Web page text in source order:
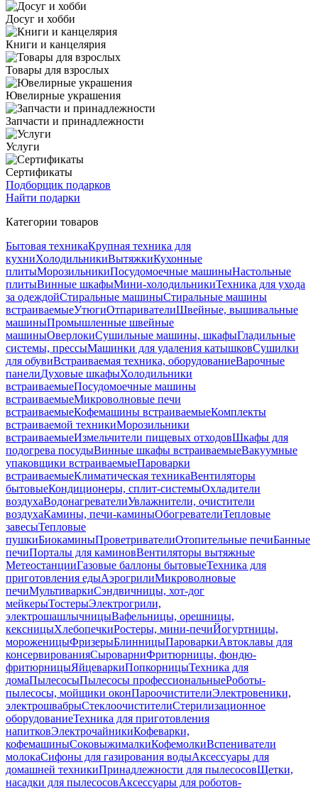
Досуг и хобби
Книги и канцелярия
Товары для взрослых
Ювелирные украшения
Запчасти и принадлежности
Услуги
Сертификаты
Подборщик подарков
Найти подарки
Категории товаров
Бытовая техникаКрупная техника для
кухниХолодильникиВытяжкиКухонные
плитыМорозильникиПосудомоечные машиныНастольные
плитыВинные шкафыМини-холодильникиТехника для ухода
за одеждойСтиральные машиныСтиральные машины
встраиваемыеУтюгиОтпаривателиШвейные, вышивальные
машиныПромышленные швейные
машиныОверлокиСушильные машины, шкафыГладильные
системы, прессыМашинки для удаления катышковСушилки
для обувиВстраиваемая техника, оборудованиеВарочные
панелиДуховые шкафыХолодильники
встраиваемыеПосудомоечные машины
встраиваемыеМикроволновые печи
встраиваемыеКофемашины встраиваемыеКомплекты
встраиваемой техникиМорозильники
встраиваемыеИзмельчители пищевых отходовШкафы для
подогрева посудыВинные шкафы встраиваемыеВакуумные
упаковщики встраиваемыеПароварки
встраиваемыеКлиматическая техникаВентиляторы
бытовыеКондиционеры, сплит-системыОхладители
воздухаВодонагревателиУвлажнители, очистители
воздухаКамины, печи-каминыОбогревателиТепловые
завесыТепловые
пушкиБиокаминыПроветривателиОтопительные печиБанные
печиПорталы для каминовВентиляторы вытяжные
МетеостанцииГазовые баллоны бытовыеТехника для
приготовления едыАэрогрилиМикроволновые
печиМультиваркиСэндвичницы, хот-дог
мейкерыТостерыЭлектрогрили,
электрошашлычницыВафельницы, орешницы,
кексницыХлебопечкиРостеры, мини-печиЙогуртницы,
мороженицыФризерыБлинницыПароваркиАвтоклавы для
консервированияСыроварниФритюрницы, фондю-
фритюрницыЯйцеваркиПопкорницыТехника для
домаПылесосыПылесосы профессиональныеРоботы-
пылесосы, мойщики оконПароочистителиЭлектровеники,
электрошвабрыСтеклоочистителиСтерилизационное
оборудованиеТехника для приготовления
напитковЭлектрочайникиКофеварки,
кофемашиныСоковыжималкиКофемолкиВспениватели
молокаСифоны для газирования водыАксессуары для
домашней техникиПринадлежности для пылесосовЩетки,
насадки для пылесосовАксессуары для роботов-